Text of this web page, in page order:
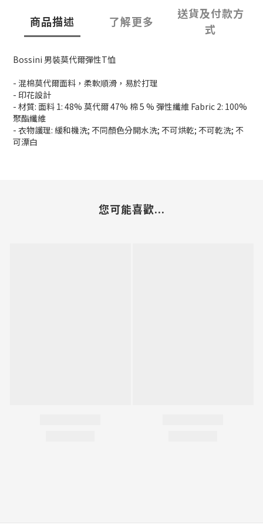
商品描述 了解更多
送貨及付款方
式
Bossini 男裝莫代爾彈性T恤
- 混棉莫代爾面料，柔軟順滑，易於打理
- 印花設計
- 材質: 面料 1: 48% 莫代爾 47% 棉 5 % 彈性纖維 Fabric 2: 100%
聚酯纖維
- 衣物護理: 緩和機洗; 不同顏色分開水洗; 不可烘乾; 不可乾洗; 不
可漂白
您可能喜歡...